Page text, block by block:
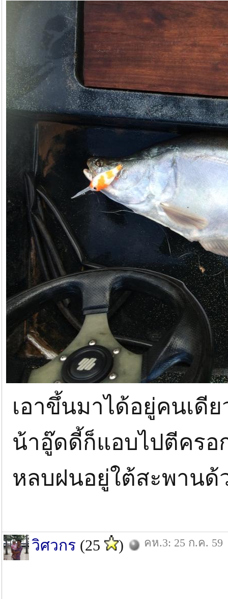
เอาขึ้นมาได้อยู่คนเดี
น้าอู๊ดดี้ก็แอบไปตีครอ
หลบฝนอยู่ใต้สะพานด้
วิศวกร (25 ) คห.3: 25 ก.ค. 59